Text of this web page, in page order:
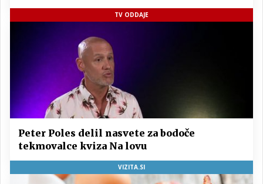
TV ODDAJE
Peter Poles delil nasvete za bodoče
tekmovalce kviza Na lovu
VIZITA.SI